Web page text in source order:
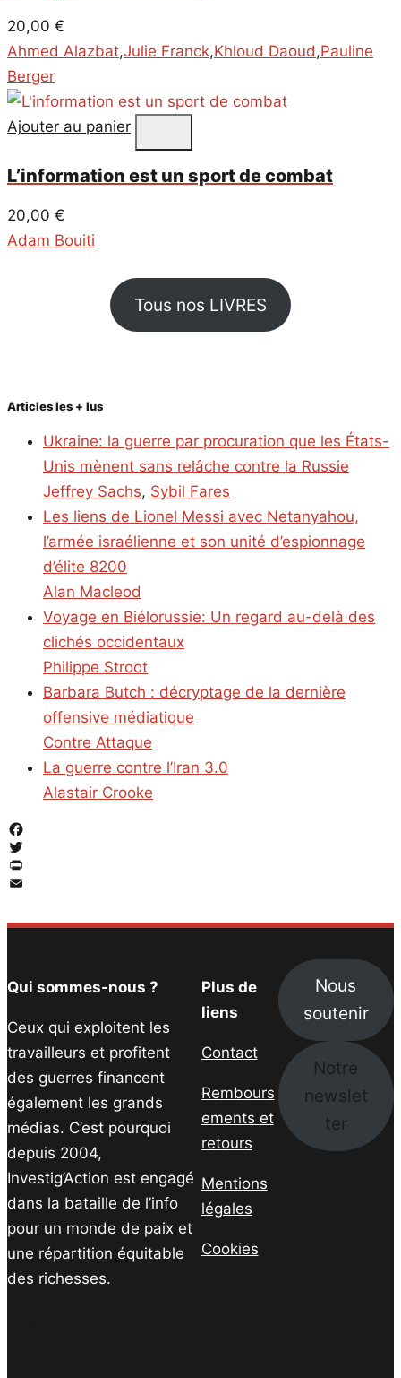
20,00 €
Ahmed Alazbat,Julie Franck,Khloud Daoud,Pauline
Berger
Ajouter au panier
L’information est un sport de combat
20,00 €
Adam Bouiti
Tous nos LIVRES
Articles les + lus
Ukraine: la guerre par procuration que les États-
Unis mènent sans relâche contre la Russie
Jeffrey Sachs, Sybil Fares
Les liens de Lionel Messi avec Netanyahou,
l’armée israélienne et son unité d’espionnage
d’élite 8200
Alan Macleod
Voyage en Biélorussie: Un regard au-delà des
clichés occidentaux
Philippe Stroot
Barbara Butch : décryptage de la dernière
offensive médiatique
Contre Attaque
La guerre contre l’Iran 3.0
Alastair Crooke
Facebook
Twitter
PrintFriendly
Qui sommes-nous ?
Ceux qui exploitent les
travailleurs et profitent
des guerres financent
également les grands
médias. C’est pourquoi
depuis 2004,
Investig’Action est engagé
dans la bataille de l’info
pour un monde de paix et
une répartition équitable
des richesses.
Plus de
liens
Contact
Rembours
ements et
retours
Mentions
légales
Cookies
Nous
soutenir
Notre
newslet
ter